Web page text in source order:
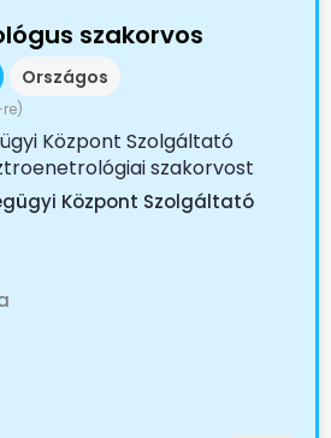
szakorvos
Országos
Központ Szolgáltató
szakorvost
Központ Szolgáltató